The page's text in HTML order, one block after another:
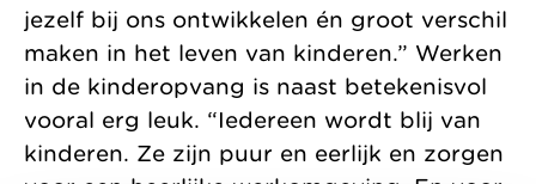
jezelf bij ons ontwikkelen én groot verschil
maken in het leven van kinderen.” Werken
in de kinderopvang is naast betekenisvol
vooral erg leuk. “Iedereen wordt blij van
kinderen. Ze zijn puur en eerlijk en zorgen